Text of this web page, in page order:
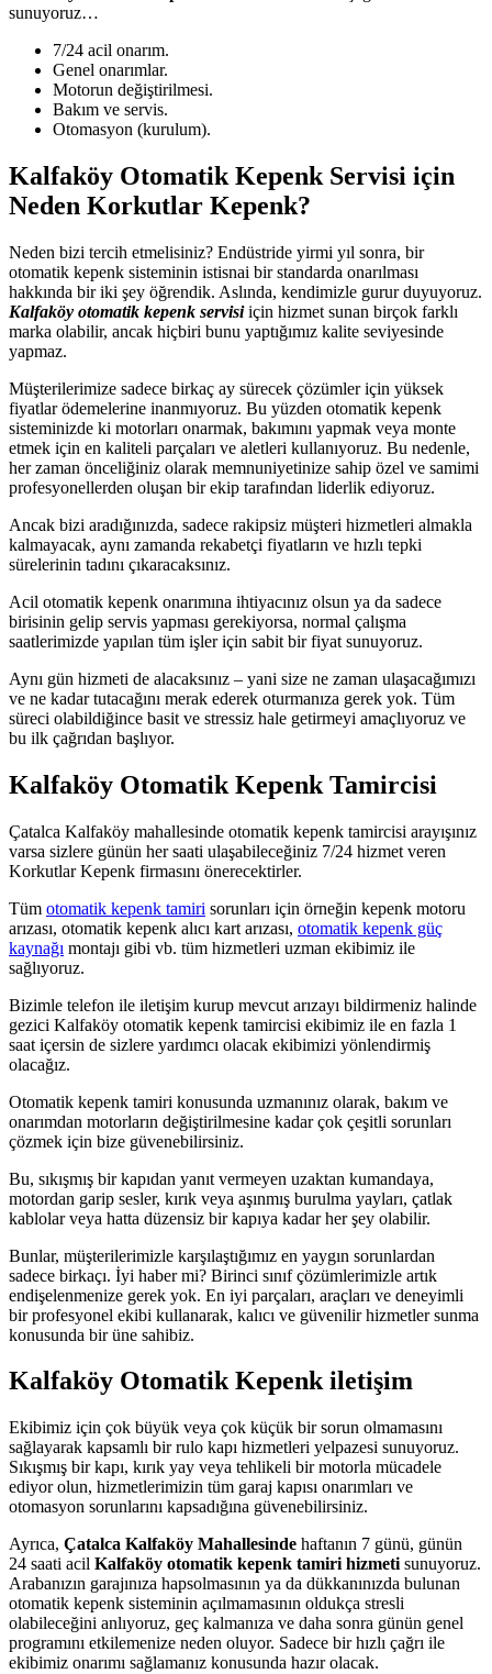
sunuyoruz…
7/24 acil onarım.
Genel onarımlar.
Motorun değiştirilmesi.
Bakım ve servis.
Otomasyon (kurulum).
Kalfaköy Otomatik Kepenk Servisi için
Neden Korkutlar Kepenk?
Neden bizi tercih etmelisiniz? Endüstride yirmi yıl sonra, bir
otomatik kepenk sisteminin istisnai bir standarda onarılması
hakkında bir iki şey öğrendik. Aslında, kendimizle gurur duyuyoruz.
Kalfaköy otomatik kepenk servisiiçin hizmet sunan birçok farklı
marka olabilir, ancak hiçbiri bunu yaptığımız kalite seviyesinde
yapmaz.
Müşterilerimize sadece birkaç ay sürecek çözümler için yüksek
fiyatlar ödemelerine inanmıyoruz. Bu yüzden otomatik kepenk
sisteminizde ki motorları onarmak, bakımını yapmak veya monte
etmek için en kaliteli parçaları ve aletleri kullanıyoruz. Bu nedenle,
her zaman önceliğiniz olarak memnuniyetinize sahip özel ve samimi
profesyonellerden oluşan bir ekip tarafından liderlik ediyoruz.
Ancak bizi aradığınızda, sadece rakipsiz müşteri hizmetleri almakla
kalmayacak, aynı zamanda rekabetçi fiyatların ve hızlı tepki
sürelerinin tadını çıkaracaksınız.
Acil otomatik kepenk onarımına ihtiyacınız olsun ya da sadece
birisinin gelip servis yapması gerekiyorsa, normal çalışma
saatlerimizde yapılan tüm işler için sabit bir fiyat sunuyoruz.
Aynı gün hizmeti de alacaksınız – yani size ne zaman ulaşacağımızı
ve ne kadar tutacağını merak ederek oturmanıza gerek yok. Tüm
süreci olabildiğince basit ve stressiz hale getirmeyi amaçlıyoruz ve
bu ilk çağrıdan başlıyor.
Kalfaköy Otomatik Kepenk Tamircisi
Çatalca Kalfaköy mahallesinde otomatik kepenk tamircisi arayışınız
varsa sizlere günün her saati ulaşabileceğiniz 7/24 hizmet veren
Korkutlar Kepenk firmasını önerecektirler.
Tüm otomatik kepenk tamiri sorunları için örneğin kepenk motoru
arızası, otomatik kepenk alıcı kart arızası, otomatik kepenk güç
kaynağı montajı gibi vb. tüm hizmetleri uzman ekibimiz ile
sağlıyoruz.
Bizimle telefon ile iletişim kurup mevcut arızayı bildirmeniz halinde
gezici Kalfaköy otomatik kepenk tamircisi ekibimiz ile en fazla 1
saat içersin de sizlere yardımcı olacak ekibimizi yönlendirmiş
olacağız.
Otomatik kepenk tamiri konusunda uzmanınız olarak, bakım ve
onarımdan motorların değiştirilmesine kadar çok çeşitli sorunları
çözmek için bize güvenebilirsiniz.
Bu, sıkışmış bir kapıdan yanıt vermeyen uzaktan kumandaya,
motordan garip sesler, kırık veya aşınmış burulma yayları, çatlak
kablolar veya hatta düzensiz bir kapıya kadar her şey olabilir.
Bunlar, müşterilerimizle karşılaştığımız en yaygın sorunlardan
sadece birkaçı. İyi haber mi? Birinci sınıf çözümlerimizle artık
endişelenmenize gerek yok. En iyi parçaları, araçları ve deneyimli
bir profesyonel ekibi kullanarak, kalıcı ve güvenilir hizmetler sunma
konusunda bir üne sahibiz.
Kalfaköy Otomatik Kepenk iletişim
Ekibimiz için çok büyük veya çok küçük bir sorun olmamasını
sağlayarak kapsamlı bir rulo kapı hizmetleri yelpazesi sunuyoruz.
Sıkışmış bir kapı, kırık yay veya tehlikeli bir motorla mücadele
ediyor olun, hizmetlerimizin tüm garaj kapısı onarımları ve
otomasyon sorunlarını kapsadığına güvenebilirsiniz.
Ayrıca, Çatalca Kalfaköy Mahallesinde haftanın 7 günü, günün
24 saati acil Kalfaköy otomatik kepenk tamiri hizmeti sunuyoruz.
Arabanızın garajınıza hapsolmasının ya da dükkanınızda bulunan
otomatik kepenk sisteminin açılmamasının oldukça stresli
olabileceğini anlıyoruz, geç kalmanıza ve daha sonra günün genel
programını etkilemenize neden oluyor. Sadece bir hızlı çağrı ile
ekibimiz onarımı sağlamanız konusunda hazır olacak.